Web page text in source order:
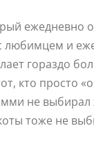
ежедневно
любимцем и
гораздо
кто просто
не выбирал
тоже не